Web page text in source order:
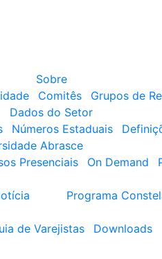
Sobre
Comitês Grupos de
Dados do Setor
Números Estaduais
Abrasce
Presenciais On Demand
Programa
de Varejistas Downloads